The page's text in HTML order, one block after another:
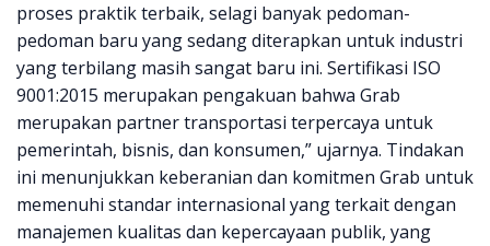
proses praktik terbaik, selagi banyak pedoman-
pedoman baru yang sedang diterapkan untuk industri
yang terbilang masih sangat baru ini. Sertifikasi ISO
9001:2015 merupakan pengakuan bahwa Grab
merupakan partner transportasi terpercaya untuk
pemerintah, bisnis, dan konsumen,” ujarnya. Tindakan
ini menunjukkan keberanian dan komitmen Grab untuk
memenuhi standar internasional yang terkait dengan
manajemen kualitas dan kepercayaan publik, yang